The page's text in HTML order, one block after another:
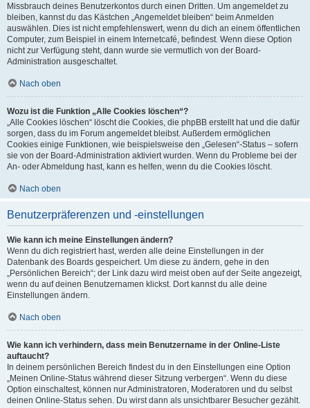
Missbrauch deines Benutzerkontos durch einen Dritten. Um angemeldet zu
bleiben, kannst du das Kästchen „Angemeldet bleiben“ beim Anmelden
auswählen. Dies ist nicht empfehlenswert, wenn du dich an einem öffentlichen
Computer, zum Beispiel in einem Internetcafé, befindest. Wenn diese Option
nicht zur Verfügung steht, dann wurde sie vermutlich von der Board-
Administration ausgeschaltet.
Nach oben
Wozu ist die Funktion „Alle Cookies löschen“?
„Alle Cookies löschen“ löscht die Cookies, die phpBB erstellt hat und die dafür
sorgen, dass du im Forum angemeldet bleibst. Außerdem ermöglichen
Cookies einige Funktionen, wie beispielsweise den „Gelesen“-Status – sofern
sie von der Board-Administration aktiviert wurden. Wenn du Probleme bei der
An- oder Abmeldung hast, kann es helfen, wenn du die Cookies löscht.
Nach oben
Benutzerpräferenzen und -einstellungen
Wie kann ich meine Einstellungen ändern?
Wenn du dich registriert hast, werden alle deine Einstellungen in der
Datenbank des Boards gespeichert. Um diese zu ändern, gehe in den
„Persönlichen Bereich“; der Link dazu wird meist oben auf der Seite angezeigt,
wenn du auf deinen Benutzernamen klickst. Dort kannst du alle deine
Einstellungen ändern.
Nach oben
Wie kann ich verhindern, dass mein Benutzername in der Online-Liste
auftaucht?
In deinem persönlichen Bereich findest du in den Einstellungen eine Option
„Meinen Online-Status während dieser Sitzung verbergen“. Wenn du diese
Option einschaltest, können nur Administratoren, Moderatoren und du selbst
deinen Online-Status sehen. Du wirst dann als unsichtbarer Besucher gezählt.